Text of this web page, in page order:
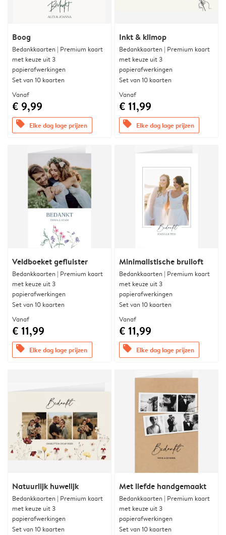
Boog
Bedankkaarten | Premium kaart
met keuze uit 3
papierafwerkingen
Set van 10 kaarten
Vanaf
€ 9,99
offers Elke dag lage prijzen
Inkt & klimop
Bedankkaarten | Premium kaart
met keuze uit 3
papierafwerkingen
Set van 10 kaarten
Vanaf
€ 11,99
offers Elke dag lage prijzen
Veldboeket gefluister
Bedankkaarten | Premium kaart
met keuze uit 3
papierafwerkingen
Set van 10 kaarten
Vanaf
€ 11,99
offers Elke dag lage prijzen
Minimalistische bruiloft
Bedankkaarten | Premium kaart
met keuze uit 3
papierafwerkingen
Set van 10 kaarten
Vanaf
€ 11,99
offers Elke dag lage prijzen
Natuurlijk huwelijk
Bedankkaarten | Premium kaart
met keuze uit 3
papierafwerkingen
Set van 10 kaarten
Met liefde handgemaakt
Bedankkaarten | Premium kaart
met keuze uit 3
papierafwerkingen
Set van 10 kaarten